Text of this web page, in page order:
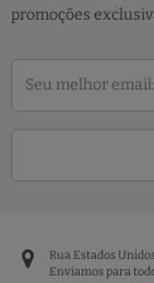
promoções
Rua Estados
Enviamos para